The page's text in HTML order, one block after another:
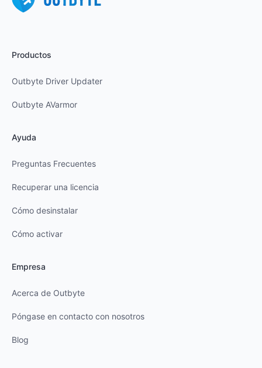
Productos
Outbyte Driver Updater
Outbyte AVarmor
Ayuda
Preguntas Frecuentes
Recuperar una licencia
Cómo desinstalar
Cómo activar
Empresa
Acerca de Outbyte
Póngase en contacto con nosotros
Blog